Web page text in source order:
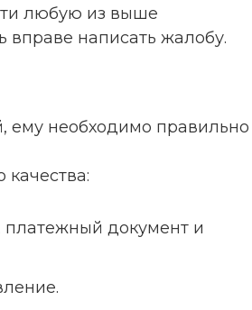
любую из выше
вправе написать жалобу.
ему необходимо правильно
качества:
платежный документ и